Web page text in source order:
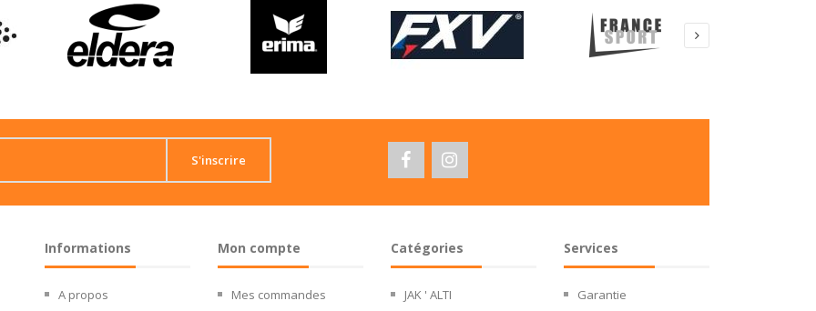
S'inscrire
Informations
A propos
Mon compte
Mes commandes
Catégories
JAK ' ALTI
Services
Garantie